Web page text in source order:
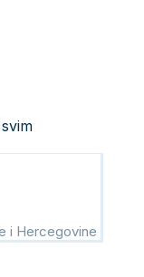
i Hercegovine